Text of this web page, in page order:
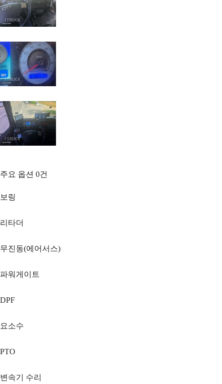
주요 옵션 0건
보링
리타더
무진동(에어서스)
파워게이트
DPF
요소수
PTO
변속기 수리